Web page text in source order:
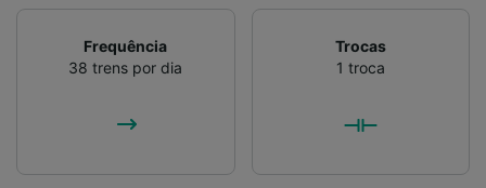
Frequência
38 trens por dia
Trocas
1 troca